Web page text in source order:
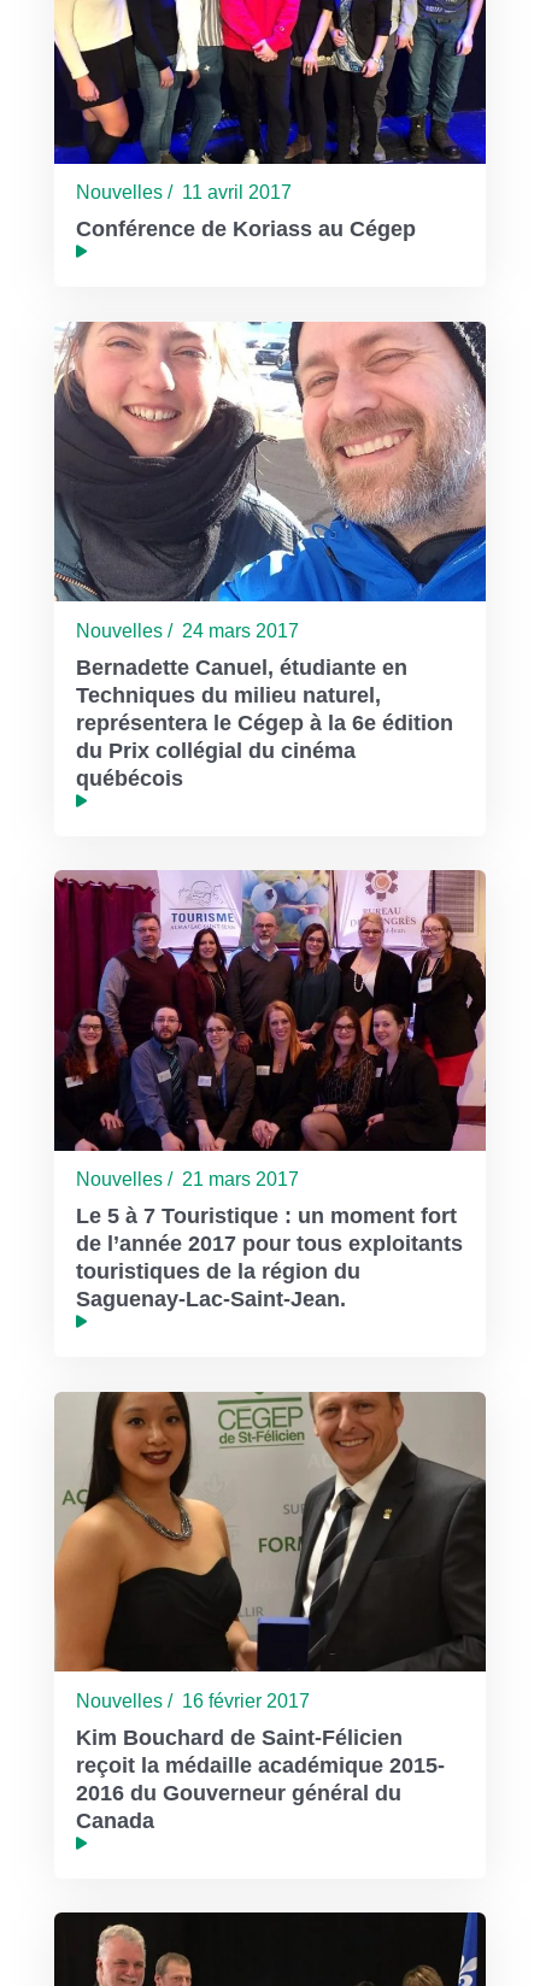
Nouvelles / 11 avril 2017
Conférence de Koriass au Cégep
Nouvelles / 24 mars 2017
Bernadette Canuel, étudiante en
Techniques du milieu naturel,
représentera le Cégep à la 6e édition
du Prix collégial du cinéma
québécois
Nouvelles / 21 mars 2017
Le 5 à 7 Touristique : un moment fort
de l’année 2017 pour tous exploitants
touristiques de la région du
Saguenay-Lac-Saint-Jean.
Nouvelles / 16 février 2017
Kim Bouchard de Saint-Félicien
reçoit la médaille académique 2015-
2016 du Gouverneur général du
Canada